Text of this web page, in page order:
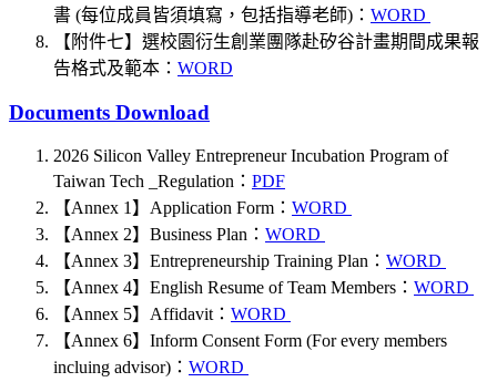
書 (每位成員皆須填寫，包括指導老師)： WORD
【附件七】選校園衍生創業團隊赴矽谷計畫期間成果報
告格式及範本： WORD
Documents Download
2026 Silicon Valley Entrepreneur Incubation Program of
Taiwan Tech _Regulation： PDF
【Annex 1】Application Form： WORD
【Annex 2】Business Plan： WORD
【Annex 3】Entrepreneurship Training Plan： WORD
【Annex 4】English Resume of Team Members： WORD
【Annex 5】Affidavit： WORD
【Annex 6】Inform Consent Form (For every members
incluing advisor)： WORD